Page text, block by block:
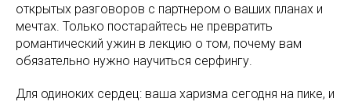
открытых разговоров с партнером о ваших планах и
мечтах. Только постарайтесь не превратить
романтический ужин в лекцию о том, почему вам
обязательно нужно научиться серфингу.
Для одиноких сердец: ваша харизма сегодня на пике, и